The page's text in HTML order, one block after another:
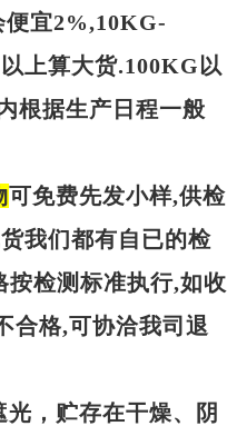
宜2%,10KG-
上算大货.100KG以
根据生产日程一般
可免费先发小样,供检
我们都有自已的检
检测标准执行,如收
合格,可协洽我司退
光，贮存在干燥、阴